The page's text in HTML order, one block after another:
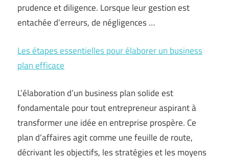
prudence et diligence. Lorsque leur gestion est
entachée d’erreurs, de négligences …
Les étapes essentielles pour élaborer un business
plan efficace
L’élaboration d’un business plan solide est
fondamentale pour tout entrepreneur aspirant à
transformer une idée en entreprise prospère. Ce
plan d’affaires agit comme une feuille de route,
décrivant les objectifs, les stratégies et les moyens